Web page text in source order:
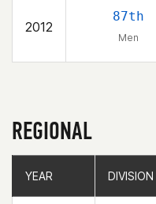
2012
87th
Men
REGIONAL
YEAR DIVISION
YEAR DIVISION